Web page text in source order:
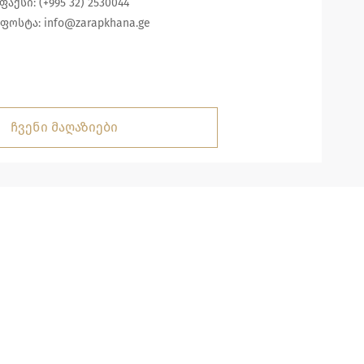
info@zarapkhana.ge
ჩვენი მაღაზიები